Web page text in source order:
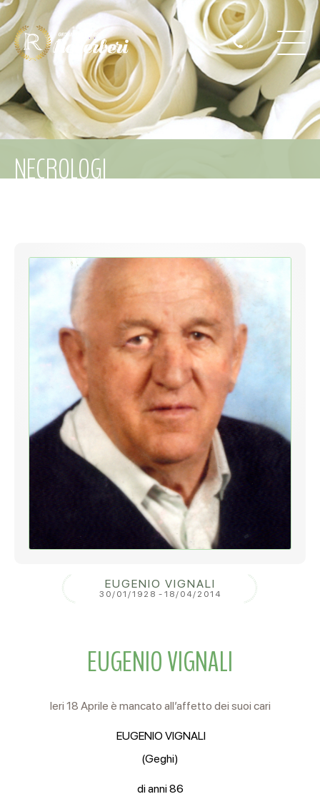
NECROLOGI
EUGENIO VIGNALI
30/01/1928 - 18/04/2014
EUGENIO VIGNALI
Ieri 18 Aprile è mancato all’affetto dei suoi cari
EUGENIO VIGNALI
(Geghi)
di anni 86